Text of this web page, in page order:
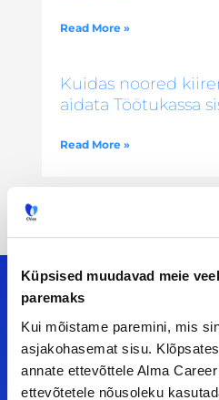
Küpsised muudavad meie
paremaks
Kui mõistame paremini, mis
asjakohasemat sisu.
annate ettevõttele Alma
ettevõtetele nõusoleku
Read More »
Kuidas noored
aidata Töötukassa
Read More »
Meiega
Tööelublogi.ee lehelt